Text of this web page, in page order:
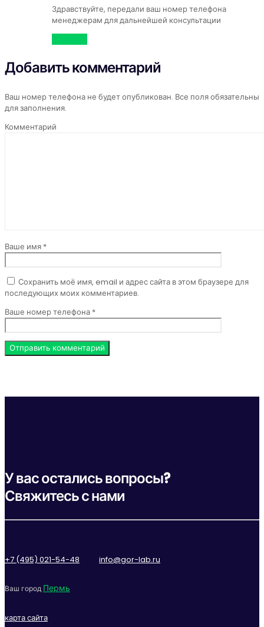
Здравствуйте, передали ваш номер телефона
менеджерам для дальнейшей консультации
Добавить комментарий
Ваш номер телефона не будет опубликован. Все поля обязательны
для заполнения.
Комментарий
Ваше имя *
Сохранить моё имя, email и адрес сайта в этом браузере для
последующих моих комментариев.
Ваше номер телефона *
У вас остались вопросы?
Свяжитесь с нами
+7 (495) 021-54-48 info@gor-lab.ru
Ваш город Пермь
карта сайта